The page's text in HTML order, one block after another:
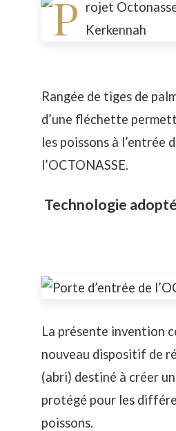
Rangée de tiges de
d’une fléchette
les poissons à l’entrée
l’OCTONASSE.
Technologie
La présente invention
nouveau dispositif de
(abri) destiné à créer
protégé pour les
poissons.